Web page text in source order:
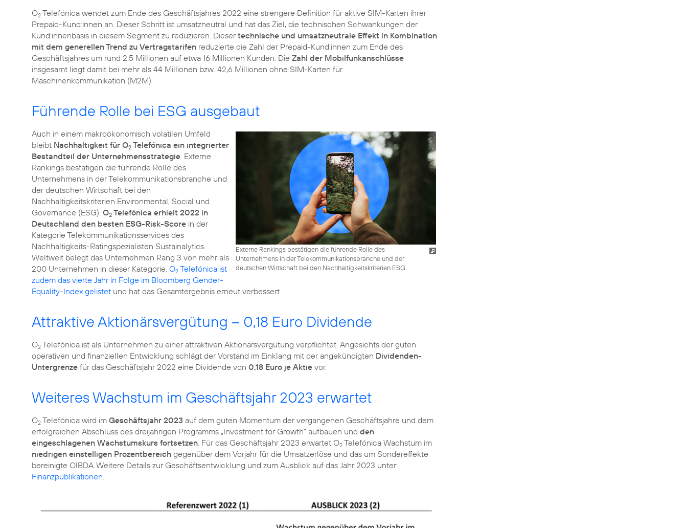
O2 Telefónica wendet zum Ende des Geschäftsjahres 2022 eine strengere Definition für aktive SIM-Karten ihrer
Prepaid-Kund:innen an. Dieser Schritt ist umsatzneutral und hat das Ziel, die technischen Schwankungen der
Kund:innenbasis in diesem Segment zu reduzieren. Diesertechnische und umsatzneutrale Effekt in Kombination
mit dem generellen Trend zu Vertragstarifen reduzierte die Zahl der Prepaid-Kund:innen zum Ende des
Geschäftsjahres um rund 2,5 Millionen auf etwa 16 Millionen Kunden. Die Zahl der Mobilfunkanschlüsse
insgesamt liegt damit bei mehr als 44 Millionen bzw. 42,6 Millionen ohne SIM-Karten für
Maschinenkommunikation (M2M).
Führende Rolle bei ESG ausgebaut
Externe Rankings bestätigen die führende Rolle des
Unternehmens in der Telekommunikationsbranche und der
deutschen Wirtschaft bei den Nachhaltigkeitskriterien ESG
Auch in einem makroökonomisch volatilen Umfeld
bleibt Nachhaltigkeit für O2 Telefónica ein integrierter
Bestandteil der Unternehmensstrategie. Externe
Rankings bestätigen die führende Rolle des
Unternehmens in der Telekommunikationsbranche und
der deutschen Wirtschaft bei den
Nachhaltigkeitskriterien Environmental, Social und
Governance (ESG). O2 Telefónica erhielt 2022 in
Deutschland den besten ESG-Risk-Score in der
Kategorie Telekommunikationsservices des
Nachhaltigkeits-Ratingspezialisten Sustainalytics.
Weltweit belegt das Unternehmen Rang 3 von mehr als
200 Unternehmen in dieser Kategorie. O2 Telefónica ist
zudem das vierte Jahr in Folge im Bloomberg Gender-
Equality-Index gelistet und hat das Gesamtergebnis erneut verbessert.
Attraktive Aktionärsvergütung – 0,18 Euro Dividende
O2 Telefónica ist als Unternehmen zu einer attraktiven Aktionärsvergütung verpflichtet. Angesichts der guten
operativen und finanziellen Entwicklung schlägt der Vorstand im Einklang mit der angekündigten Dividenden-
Untergrenze für das Geschäftsjahr 2022 eine Dividende von 0,18 Euro je Aktie vor.
Weiteres Wachstum im Geschäftsjahr 2023 erwartet
O2 Telefónica wird im Geschäftsjahr 2023 auf dem guten Momentum der vergangenen Geschäftsjahre und dem
erfolgreichen Abschluss des dreijährigen Programms „Investment for Growth“ aufbauen und den
eingeschlagenen Wachstumskurs fortsetzen. Für das Geschäftsjahr 2023 erwartet O2 Telefónica Wachstum im
niedrigen einstelligen Prozentbereich gegenüber dem Vorjahr für die Umsatzerlöse und das um Sondereffekte
bereinigte OIBDA. Weitere Details zur Geschäftsentwicklung und zum Ausblick auf das Jahr 2023 unter:
Finanzpublikationen.